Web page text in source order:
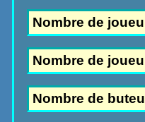
Nombre de
Nombre de
Nombre de